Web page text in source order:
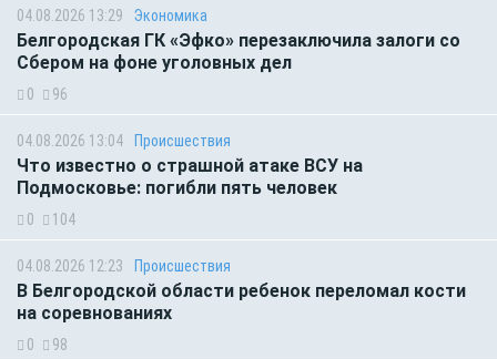
04.08.2026 13:29 Экономика
Белгородская ГК «Эфко» перезаключила залоги со
Сбером на фоне уголовных дел
0 96
04.08.2026 13:04 Происшествия
Что известно о страшной атаке ВСУ на
Подмосковье: погибли пять человек
0 104
04.08.2026 12:23 Происшествия
В Белгородской области ребенок переломал кости
на соревнованиях
0 98